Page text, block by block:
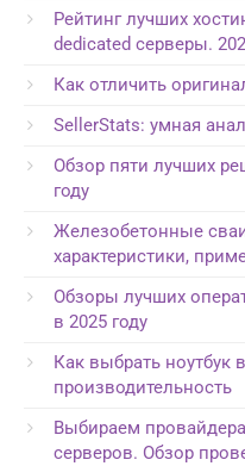
Рейтинг лучших
dedicated серверы.
Как отличить
SellerStats: умная
Обзор пяти лучших
году
Железобетонные
характеристики,
Обзоры лучших
в 2025 году
Как выбрать ноутбук
производительность
Выбираем
серверов. Обзор